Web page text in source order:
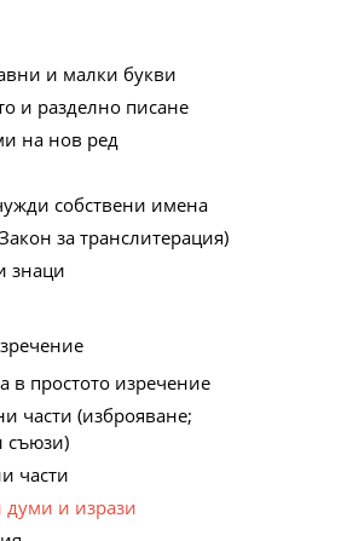
и малки букви
и разделно писане
на нов ред
собствени имена
за транслитерация)
знаци
простото изречение
части (изброяване;
съюзи)
части
и изрази